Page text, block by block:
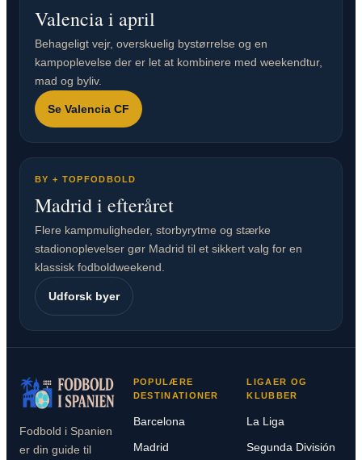
Valencia i april
Behageligt vejr, overskuelig bystørrelse og en
kampoplevelse der er let at kombinere med weekendtur,
mad og byliv.
Se Valencia CF
BY + TOPFODBOLD
Madrid i efteråret
Flere kampmuligheder, storbyrytme og stærke
stadionoplevelser gør Madrid til et sikkert valg for en
klassisk fodboldweekend.
Udforsk byer
Fodbold i Spanien
er din guide til
POPULÆRE
DESTINATIONER
Barcelona
Madrid
LIGAER OG
KLUBBER
La Liga
Segunda División